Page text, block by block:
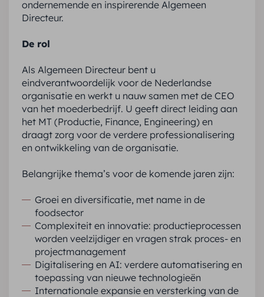
ondernemende en inspirerende Algemeen
Directeur.
De rol
Als Algemeen Directeur bent u
eindverantwoordelijk voor de Nederlandse
organisatie en werkt u nauw samen met de CEO
van het moederbedrijf. U geeft direct leiding aan
het MT (Productie, Finance, Engineering) en
draagt zorg voor de verdere professionalisering
en ontwikkeling van de organisatie.
Belangrijke thema’s voor de komende jaren zijn:
Groei en diversificatie, met name in de
foodsector
Complexiteit en innovatie: productieprocessen
worden veelzijdiger en vragen strak proces- en
projectmanagement
Digitalisering en AI: verdere automatisering en
toepassing van nieuwe technologieën
Internationale expansie en versterking van de